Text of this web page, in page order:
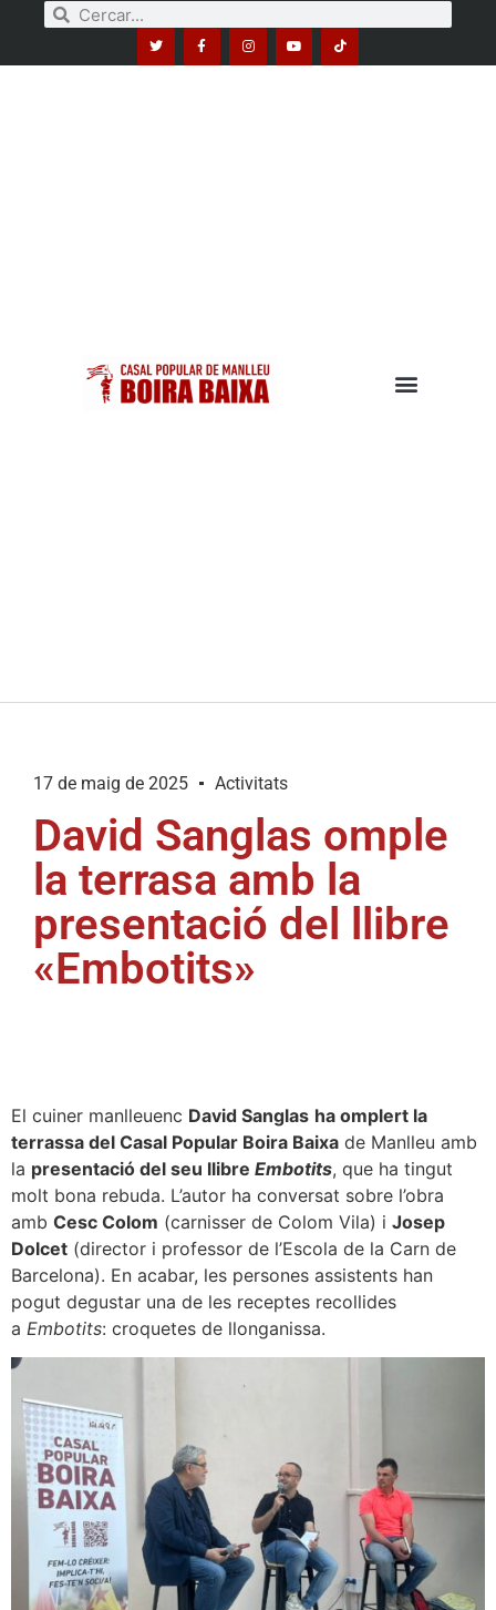
17 de maig de 2025 Activitats
David Sanglas omple
la terrasa amb la
presentació del llibre
«Embotits»
El cuiner manlleuenc David Sanglas ha omplert la
terrassa del Casal Popular Boira Baixa de Manlleu amb
la presentació del seu llibre Embotits, que ha tingut
molt bona rebuda. L’autor ha conversat sobre l’obra
amb Cesc Colom (carnisser de Colom Vila) i Josep
Dolcet (director i professor de l’Escola de la Carn de
Barcelona). En acabar, les persones assistents han
pogut degustar una de les receptes recollides
a Embotits: croquetes de llonganissa.